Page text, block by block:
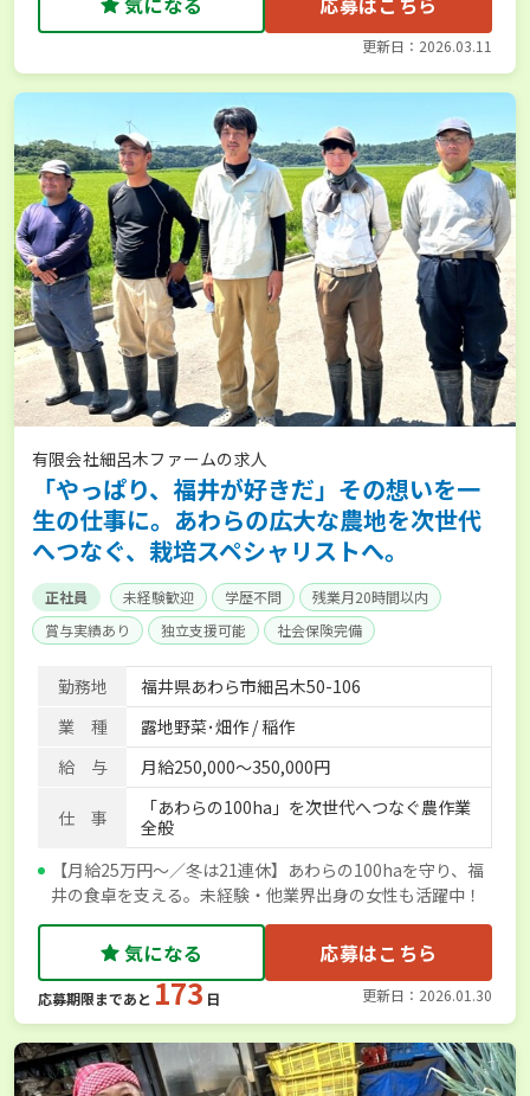
更新日：2026.03.11
有限会社細呂木ファームの求人
「やっぱり、福井が好きだ」その想いを一
生の仕事に。あわらの広大な農地を次世代
へつなぐ、栽培スペシャリストへ。
正社員 未経験歓迎 学歴不問
残業月20時間以内
賞与実績あり
独立支援可能 社会保険完備
勤務地
福井県あわら市細呂木50-106
業 種
露地野菜･畑作 / 稲作
給 与
月給250,000～350,000円
仕 事
「あわらの100ha」を次世代へつなぐ農作業
全般
【月給25万円〜／冬は21連休】あわらの100haを守り、福
井の食卓を支える。未経験・他業界出身の女性も活躍中！
気になる 応募はこちら
応募期限まであと 173 日 更新日：2026.01.30